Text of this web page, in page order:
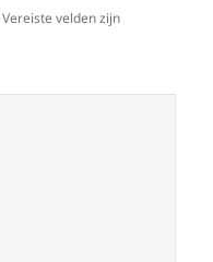
Vereiste velden zijn